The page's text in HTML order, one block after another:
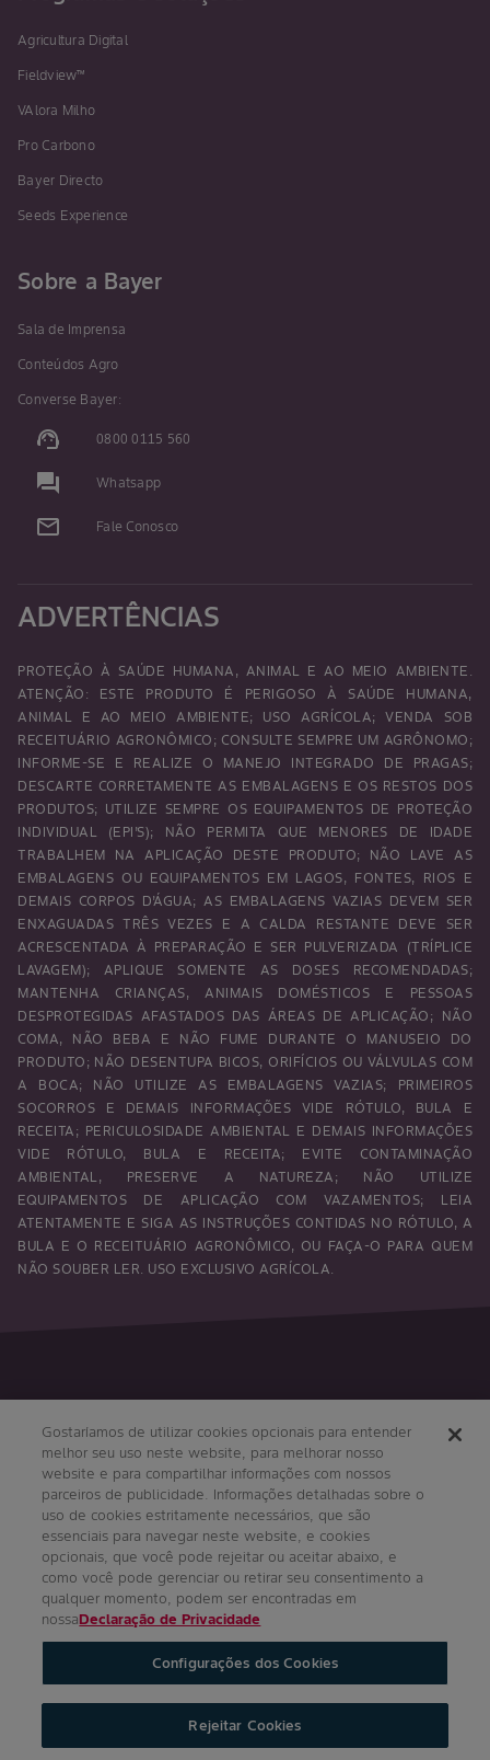
Agricultura Digital
Fieldview™
VAlora Milho
Pro Carbono
Bayer Directo
Seeds Experience
Sobre a Bayer
Sala de Imprensa
Conteúdos Agro
Converse Bayer:
support_agent 0800 0115 560
question_answer Whatsapp
mail_outline Fale Conosco
ADVERTÊNCIAS
PROTEÇÃO À SAÚDE HUMANA, ANIMAL E AO MEIO AMBIENTE.
ATENÇÃO: ESTE PRODUTO É PERIGOSO À SAÚDE HUMANA,
ANIMAL E AO MEIO AMBIENTE; USO AGRÍCOLA; VENDA SOB
RECEITUÁRIO AGRONÔMICO; CONSULTE SEMPRE UM AGRÔNOMO;
INFORME-SE E REALIZE O MANEJO INTEGRADO DE PRAGAS;
DESCARTE CORRETAMENTE AS EMBALAGENS E OS RESTOS DOS
PRODUTOS; UTILIZE SEMPRE OS EQUIPAMENTOS DE PROTEÇÃO
INDIVIDUAL (EPI’S); NÃO PERMITA QUE MENORES DE IDADE
TRABALHEM NA APLICAÇÃO DESTE PRODUTO; NÃO LAVE AS
EMBALAGENS OU EQUIPAMENTOS EM LAGOS, FONTES, RIOS E
DEMAIS CORPOS D’ÁGUA; AS EMBALAGENS VAZIAS DEVEM SER
ENXAGUADAS TRÊS VEZES E A CALDA RESTANTE DEVE SER
ACRESCENTADA À PREPARAÇÃO E SER PULVERIZADA (TRÍPLICE
LAVAGEM); APLIQUE SOMENTE AS DOSES RECOMENDADAS;
MANTENHA CRIANÇAS, ANIMAIS DOMÉSTICOS E PESSOAS
DESPROTEGIDAS AFASTADOS DAS ÁREAS DE APLICAÇÃO; NÃO
COMA, NÃO BEBA E NÃO FUME DURANTE O MANUSEIO DO
PRODUTO; NÃO DESENTUPA BICOS, ORIFÍCIOS OU VÁLVULAS COM
A BOCA; NÃO UTILIZE AS EMBALAGENS VAZIAS; PRIMEIROS
SOCORROS E DEMAIS INFORMAÇÕES VIDE RÓTULO, BULA E
RECEITA; PERICULOSIDADE AMBIENTAL E DEMAIS INFORMAÇÕES
VIDE RÓTULO, BULA E RECEITA; EVITE CONTAMINAÇÃO
AMBIENTAL, PRESERVE A NATUREZA; NÃO UTILIZE
EQUIPAMENTOS DE APLICAÇÃO COM VAZAMENTOS; LEIA
ATENTAMENTE E SIGA AS INSTRUÇÕES CONTIDAS NO RÓTULO, A
BULA E O RECEITUÁRIO AGRONÔMICO, OU FAÇA-O PARA QUEM
NÃO SOUBER LER. USO EXCLUSIVO AGRÍCOLA.
Condições Gerais
Política de Privacidade
Regulamento Impulso Bayer
Política de Privacidade de Redes Sociais
Imprint
Configurações de Cookies
Gostaríamos de utilizar cookies opcionais para entender
melhor seu uso neste website, para melhorar nosso
website e para compartilhar informações com nossos
parceiros de publicidade. Informações detalhadas sobre o
uso de cookies estritamente necessários, que são
essenciais para navegar neste website, e cookies
opcionais, que você pode rejeitar ou aceitar abaixo, e
como você pode gerenciar ou retirar seu consentimento a
qualquer momento, podem ser encontradas em
nossaDeclaração de Privacidade
Configurações dos Cookies
Rejeitar Cookies